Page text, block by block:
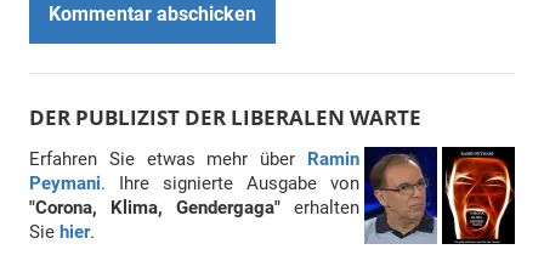
DER PUBLIZIST DER LIBERALEN WARTE
Erfahren Sie etwas mehr über Ramin
Peymani. Ihre signierte Ausgabe von
"Corona, Klima, Gendergaga" erhalten
Sie hier.